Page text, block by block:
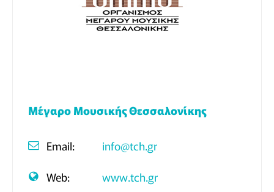
Μέγαρο Μουσικής Θεσσαλονίκης
Email:
info@tch.gr
Web:
www.tch.gr